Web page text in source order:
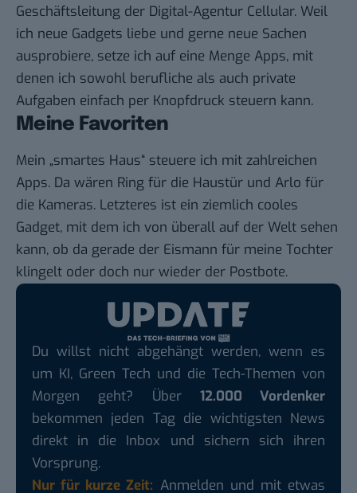
Geschäftsleitung der Digital-Agentur Cellular. Weil
ich neue Gadgets liebe und gerne neue Sachen
ausprobiere, setze ich auf eine Menge Apps, mit
denen ich sowohl berufliche als auch private
Aufgaben einfach per Knopfdruck steuern kann.
Meine Favoriten
Mein „smartes Haus“ steuere ich mit zahlreichen
Apps. Da wären Ring für die Haustür und Arlo für
die Kameras. Letzteres ist ein ziemlich cooles
Gadget, mit dem ich von überall auf der Welt sehen
kann, ob da gerade der Eismann für meine Tochter
klingelt oder doch nur wieder der Postbote.
Du willst nicht abgehängt werden, wenn es
um KI, Green Tech und die Tech-Themen von
Morgen geht? Über 12.000 Vordenker
bekommen jeden Tag die wichtigsten News
direkt in die Inbox und sichern sich ihren
Vorsprung.
Nur für kurze Zeit: Anmelden und mit etwas